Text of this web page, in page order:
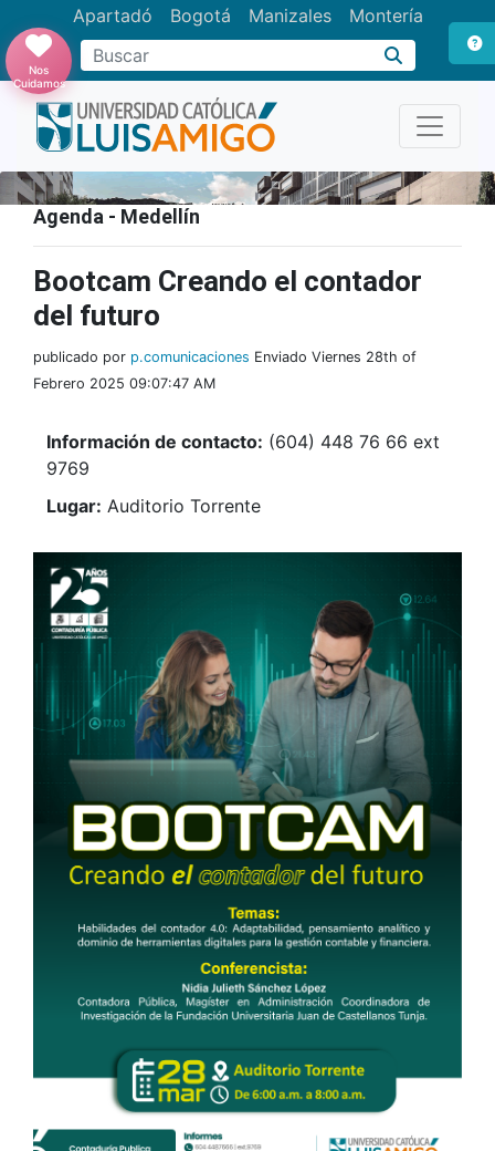
Apartadó Bogotá Manizales Montería
Buscar
Nos
Cuidamos
Agenda - Medellín
Bootcam Creando el contador
del futuro
publicado por p.comunicaciones Enviado Viernes 28th of
Febrero 2025 09:07:47 AM
Información de contacto: (604) 448 76 66 ext
9769
Lugar: Auditorio Torrente